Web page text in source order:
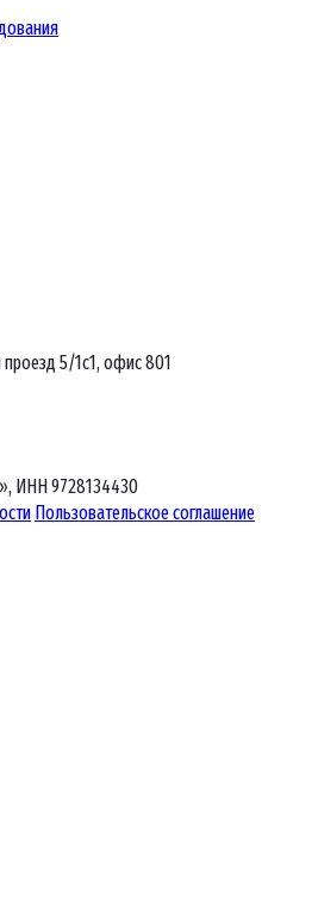
проезд 5/1с1, офис 801
ИНН 9728134430
Пользовательское соглашение